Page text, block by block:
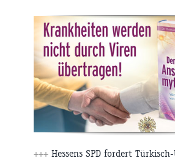
+++ Hessens SPD fordert